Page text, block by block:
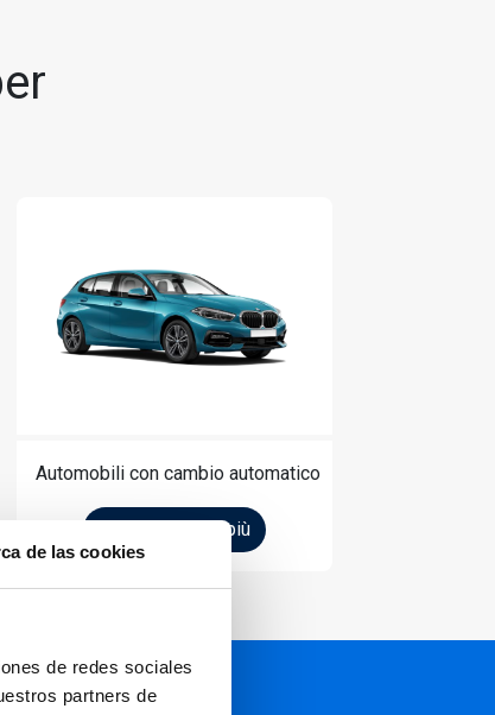
de las cookies
de redes sociales
partners de
Automobili con cambio automatico
Per saperne di più